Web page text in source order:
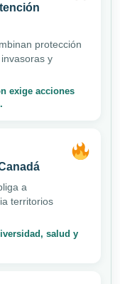
protección
y
exige acciones
a
territorios
salud y